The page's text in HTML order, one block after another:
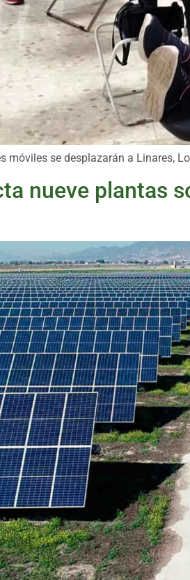
móviles se desplazarán a Linares,
nueve plantas